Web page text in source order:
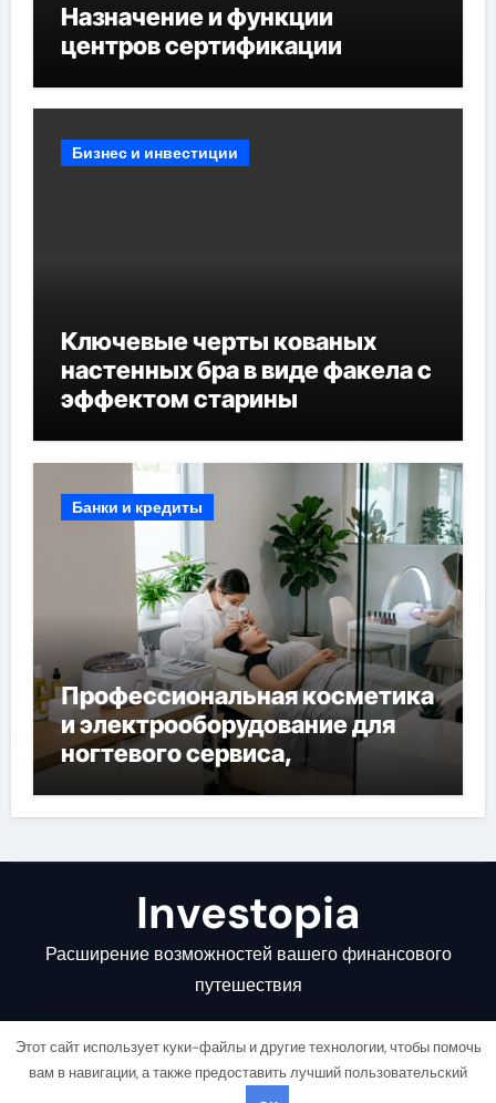
Назначение и функции
центров сертификации
Бизнес и инвестиции
Ключевые черты кованых
настенных бра в виде факела с
эффектом старины
Банки и кредиты
Профессиональная косметика
и электрооборудование для
ногтевого сервиса,
наращивания ресниц и
депиляции
Investopia
Расширение возможностей вашего финансового
путешествия
Этот сайт использует куки-файлы и другие технологии, чтобы помочь
вам в навигации, а также предоставить лучший пользовательский